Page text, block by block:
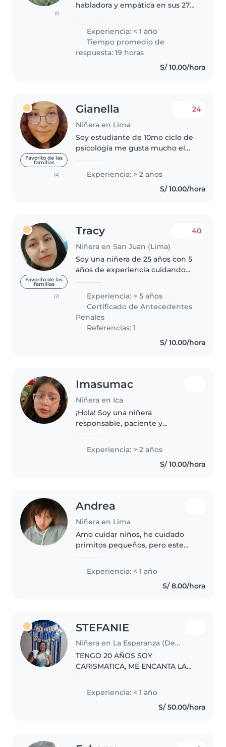
(1)
habladora y empática en sus 27
cuidar niños en edad preescolar.
Me encanta leerles cuentos,
hacer manualidades y jugar.
Estoy..
Experiencia: < 1 año
Tiempo promedio de
respuesta: 19 horas
S/ 10.00/hora
Favorito de las
familias
(2)
Gianella
Niñera en Lima
24
Soy estudiante de 10mo ciclo de
psicología me gusta mucho el
los niños me especializare en
psicológia educativa. Soy muy
responsable por el momento..
Experiencia: > 2 años
S/ 10.00/hora
Favorito de las
familias
(2)
Tracy
Niñera en San Juan (Lima)
40
Soy una niñera de 25 años con 5
años de experiencia cuidando
preescolares y escolares. Soy
responsable, paciente y
entusiasta. Tengo cursos de
primeros auxilios,..
Experiencia: > 5 años
Certificado de Antecedentes
Penales
Referencias: 1
S/ 10.00/hora
Imasumac
Niñera en Ica
¡Hola! Soy una niñera
responsable, paciente y
experiencia cuidando niños de
todas las edades. Me encanta
dibujar, leer cuentos, hacer
Experiencia: > 2 años
S/ 10.00/hora
Andrea
Niñera en Lima
Amo cuidar niños, he cuidado
primitos pequeños, pero este
a niños con tareas, ayudar al niño
con necesidades basicas,..
Experiencia: < 1 año
S/ 8.00/hora
STEFANIE
Niñera en La Esperanza (Departamento de La Libertad)
TENGO 20 AÑOS SOY
CARISMATICA, ME ENCANTA LA
Experiencia: < 1 año
S/ 50.00/hora